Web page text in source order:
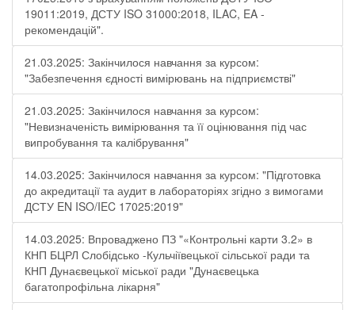
19011:2019, ДСТУ ISO 31000:2018, ILAC, EA -
рекомендацій".
21.03.2025: Закінчилося навчання за курсом:
"Забезпечення єдності вимірювань на підприємстві"
21.03.2025: Закінчилося навчання за курсом:
"Невизначеність вимірювання та її оцінювання під час
випробування та калібрування"
14.03.2025: Закінчилося навчання за курсом: "Підготовка
до акредитації та аудит в лабораторіях згідно з вимогами
ДСТУ EN ISO/IEC 17025:2019"
14.03.2025: Впроваджено ПЗ "«Контрольні карти 3.2» в
КНП БЦРЛ Слобідсько -Кульчіївецької сільської ради та
КНП Дунаєвецької міської ради "Дунаєвецька
багатопрофільна лікарня"